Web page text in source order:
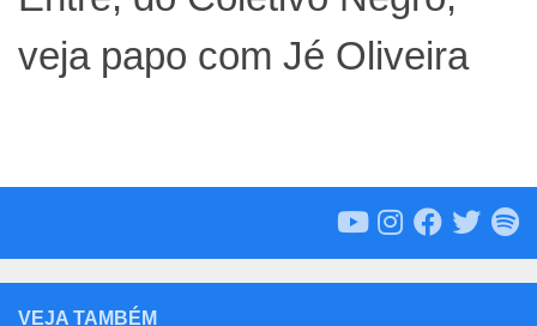
veja papo com Jé Oliveira
VEJA TAMBÉM